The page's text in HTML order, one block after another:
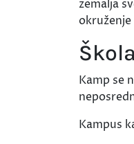
zemalja
Kamp se
Kampus